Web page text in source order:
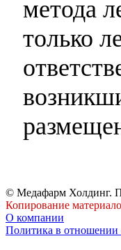
метода
только
© Медафарм Холдинг.
Копирование
О компании
Политика в отношении